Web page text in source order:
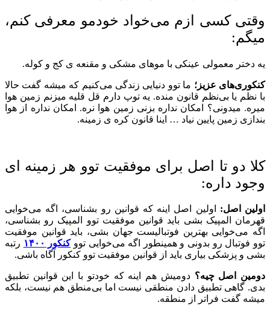
وقتی کسی ازم می‌خواد خودمو معرفی کنم،
میگم:
یه دختر معمولی عینکی با موهای مشکی و مقنعه ی کج و کوله.
کنکوری‌‎های عزیز؛
ما توو دنیایی زندگی می‌کنیم که میشه گفت حالا
با نظم یا بی‌نظم قانون منده. یه توپ دارم قل قلیه میزنم زمین هوا
میره. میدونی؟ امکان نداره بزنی زمین هوا نره. امکان نداره از هوا
بندازی زمین پایین نیاد … اینا قانون کره ی زمینه.
کلا دو تا اصل برای موفقیت توو هر زمینه ای
وجود داره:
اولین اصل: اولین اصل اینه که قوانین رو بشناسی، اگه می‌خوایی
قهرمان المپیک بشی باید قوانین موفقیت توو المپیک رو بشناسی،
اگه می‌خوایی بهترین فوتبالیست جهان بشی، باید قوانین موفقیت
توو فوتبال رو بدونی و همینطور اگه می‌خوایی تووکنکور ۱۴۰۰
رتبه
بشی و پزشکی بیاری باید از قوانین موفقیت توو کنکور آگاه باشی.
دومین اصل چیه؟ دومیش هم اینه که خودتو با این قوانین تطبیق
بدی. گاهی تطبیق دادن منطقی نیست اما بی‌منطق هم نیست، بلکه
میشه گفت فراتر از منطقه.